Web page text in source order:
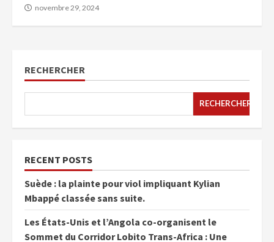
novembre 29, 2024
RECHERCHER
RECHERCHER
RECENT POSTS
Suède : la plainte pour viol impliquant Kylian
Mbappé classée sans suite.
Les États-Unis et l’Angola co-organisent le
Sommet du Corridor Lobito Trans-Africa : Une